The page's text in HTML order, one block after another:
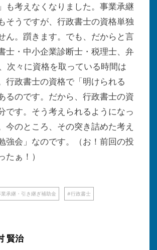
も考えなくなりました。事業承継
そうですが、行政書士の資格単独
ん。躓きます。でも、だからと言
士・中小企業診断士・税理士、弁
次々に資格を取っている時間は
行政書士の資格で「明けられる
るのです。だから、行政書士の資
です。そう考えられるようになっ
今のところ、その突き詰めた考え
強会」なのです。（お！前回の投
たぁ！）
承継・引き継ぎ補助金 行政書士
賢治